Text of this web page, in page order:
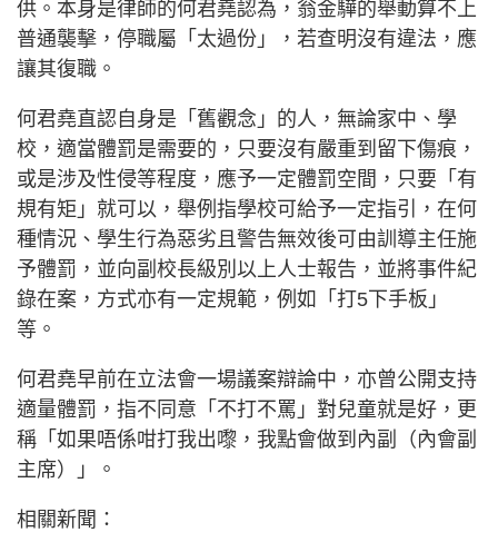
供。本身是律師的何君堯認為，翁金驊的舉動算不上
普通襲擊，停職屬「太過份」，若查明沒有違法，應
讓其復職。
何君堯直認自身是「舊觀念」的人，無論家中、學
校，適當體罰是需要的，只要沒有嚴重到留下傷痕，
或是涉及性侵等程度，應予一定體罰空間，只要「有
規有矩」就可以，舉例指學校可給予一定指引，在何
種情況、學生行為惡劣且警告無效後可由訓導主任施
予體罰，並向副校長級別以上人士報告，並將事件紀
錄在案，方式亦有一定規範，例如「打5下手板」
等。
何君堯早前在立法會一場議案辯論中，亦曾公開支持
適量體罰，指不同意「不打不罵」對兒童就是好，更
稱「如果唔係咁打我出嚟，我點會做到內副（內會副
主席）」。
相關新聞：